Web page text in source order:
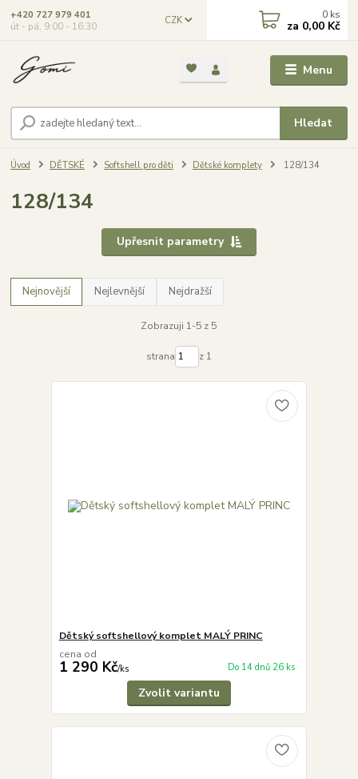
Menu
CZK
Hledat
+420 727 979 401
út - pá, 9:00 - 16:30
0 ks
za 0,00 Kč
Úvod DĚTSKÉ Softshell pro děti Dětské komplety 128/134
128/134
Upřesnit parametry
Nejnovější Nejlevnější Nejdražší
Zobrazuji 1-5 z 5
strana z 1
Dětský softshellový komplet MALÝ PRINC
cena od
1 290 Kč/ks Do 14 dnů 26 ks
Zvolit variantu